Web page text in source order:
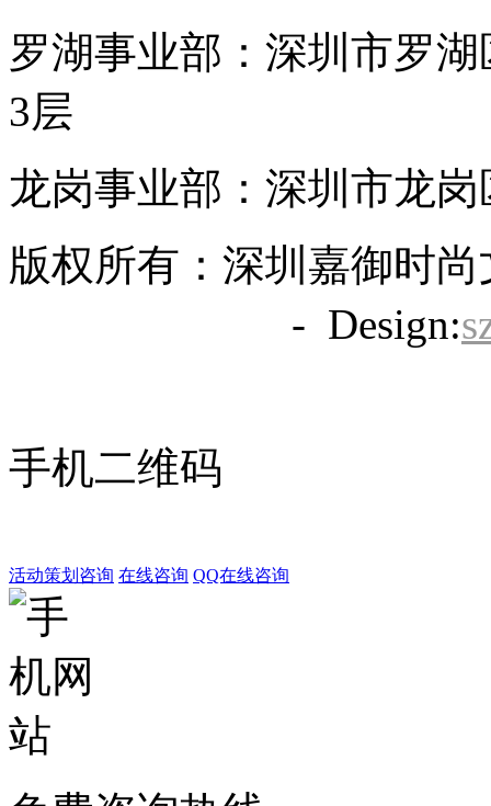
罗湖事业部：深圳市罗
3层
龙岗事业部：深圳市龙
版权所有：深圳嘉御时
- Design:
手机二维码
活动策划咨询 在线咨询 QQ在线咨询